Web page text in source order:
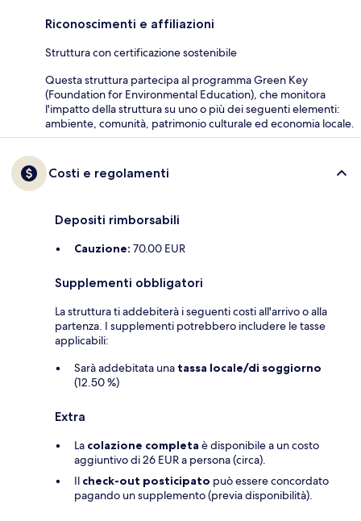
Riconoscimenti e affiliazioni
Struttura con certificazione sostenibile
Questa struttura partecipa al programma Green Key
(Foundation for Environmental Education), che monitora
l'impatto della struttura su uno o più dei seguenti elementi:
ambiente, comunità, patrimonio culturale ed economia locale.
Costi e regolamenti
Depositi rimborsabili
Cauzione: 70.00 EUR
Supplementi obbligatori
La struttura ti addebiterà i seguenti costi all'arrivo o alla
partenza. I supplementi potrebbero includere le tasse
applicabili:
Sarà addebitata una tassa locale/di soggiorno
(12.50 %)
Extra
La colazione completa è disponibile a un costo
aggiuntivo di 26 EUR a persona (circa).
Il check-out posticipato può essere concordato
pagando un supplemento (previa disponibilità).